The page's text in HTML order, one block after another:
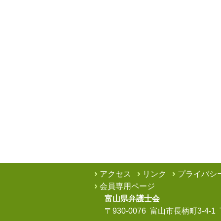
アクセス リンク プライバシ
会員専用ページ
富山県弁護士会
〒930-0076 富山市長柄町3-4-1